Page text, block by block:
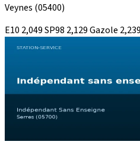
Veynes (05400)
E10 2,049SP98 2,129Gazole 2,239